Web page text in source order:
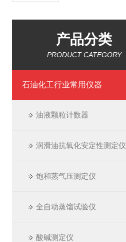
产品分类
PRODUCT CATEGORY
石油化工行业常用仪器
油液颗粒计数器
润滑油抗氧化安定性测定仪
饱和蒸气压测定仪
全自动蒸馏试验仪
酸碱测定仪